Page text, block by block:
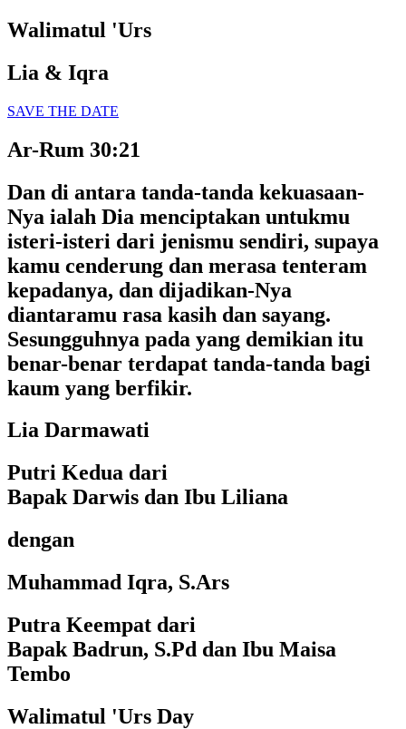
Walimatul 'Urs
Lia & Iqra
SAVE THE DATE
Ar-Rum 30:21
Dan di antara tanda-tanda kekuasaan-
Nya ialah Dia menciptakan untukmu
isteri-isteri dari jenismu sendiri, supaya
kamu cenderung dan merasa tenteram
kepadanya, dan dijadikan-Nya
diantaramu rasa kasih dan sayang.
Sesungguhnya pada yang demikian itu
benar-benar terdapat tanda-tanda bagi
kaum yang berfikir.
Lia Darmawati
Putri Kedua dari
Bapak Darwis dan Ibu Liliana
dengan
Muhammad Iqra, S.Ars
Putra Keempat dari
Bapak Badrun, S.Pd dan Ibu Maisa
Tembo
Walimatul 'Urs Day